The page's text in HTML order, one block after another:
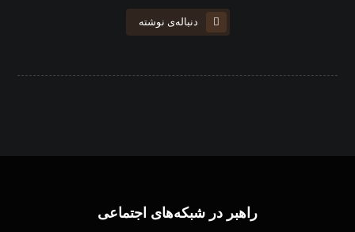
دنباله‌ی نوشته
راهبر در شبکه‌های اجتماعی